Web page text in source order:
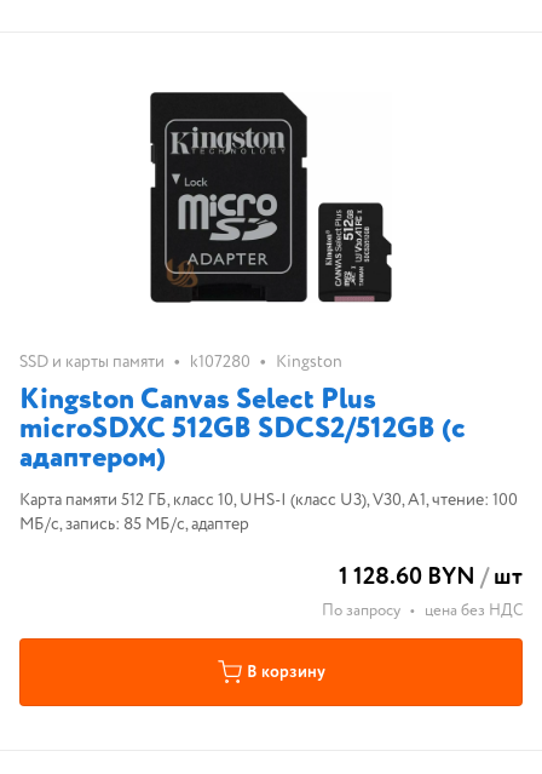
SSD и карты памяти • k107280 • Kingston
Kingston Canvas Select Plus
microSDXC 512GB SDCS2/512GB (с
адаптером)
Карта памяти 512 ГБ, класс 10, UHS-I (класс U3), V30, A1, чтение: 100
МБ/с, запись: 85 МБ/с, адаптер
1 128.60 BYN /шт
По запросу • цена без НДС
В корзину